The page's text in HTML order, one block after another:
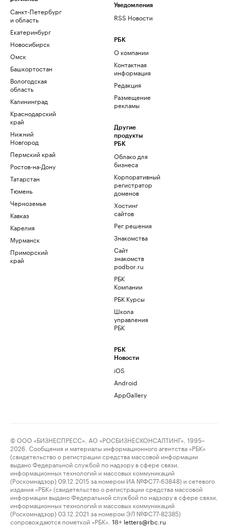
Санкт-Петербург
и область
Екатеринбург
Новосибирск
Омск
Башкортостан
Вологодская
область
Калининград
Краснодарский
край
Нижний
Новгород
Пермский край
Ростов-на-Дону
Татарстан
Тюмень
Черноземье
Кавказ
Карелия
Мурманск
Приморский
край
Уведомления
RSS Новости
РБК
О компании
Контактная
информация
Редакция
Размещение
рекламы
Другие
продукты
РБК
Облако для
бизнеса
Корпоративный
регистратор
доменов
Хостинг
сайтов
Рег.решения
Знакомства
Сайт
знакомств
podbor.ru
РБК
Компании
РБК Курсы
Школа
управления
РБК
РБК
Новости
iOS
Android
AppGallery
© ООО «БИЗНЕСПРЕСС», АО «РОСБИЗНЕСКОНСАЛТИНГ», 1995–
2026. Сообщения и материалы информационного агентства «РБК»
(свидетельство о регистрации средства массовой информации
выдано Федеральной службой по надзору в сфере связи,
информационных технологий и массовых коммуникаций
(Роскомнадзор) 09.12.2015 за номером ИА №ФС77-63848) и сетевого
издания «РБК» (свидетельство о регистрации средства массовой
информации выдано Федеральной службой по надзору в сфере связи,
информационных технологий и массовых коммуникаций
(Роскомнадзор) 03.12.2021 за номером ЭЛ №ФС77-82385)
сопровождаются пометкой «РБК».
18+ letters@rbc.ru